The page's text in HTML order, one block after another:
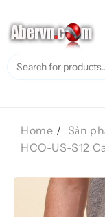
to
content
Home Sản
HCO-US-S12